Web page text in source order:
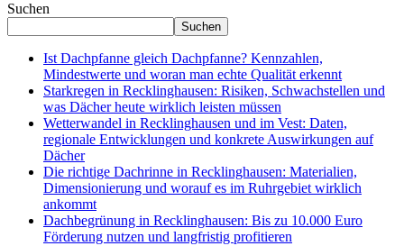
Suchen
Suchen
Ist Dachpfanne gleich Dachpfanne? Kennzahlen,
Mindestwerte und woran man echte Qualität erkennt
Starkregen in Recklinghausen: Risiken, Schwachstellen und
was Dächer heute wirklich leisten müssen
Wetterwandel in Recklinghausen und im Vest: Daten,
regionale Entwicklungen und konkrete Auswirkungen auf
Dächer
Die richtige Dachrinne in Recklinghausen: Materialien,
Dimensionierung und worauf es im Ruhrgebiet wirklich
ankommt
Dachbegrünung in Recklinghausen: Bis zu 10.000 Euro
Förderung nutzen und langfristig profitieren